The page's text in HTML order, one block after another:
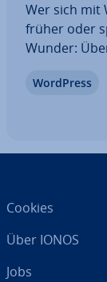
Wer sich mit
früher oder
Wunder:
Die
WordPress
Cookies
Über IONOS
Jobs